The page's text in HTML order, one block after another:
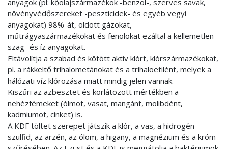
növényvédőszereket -peszticidek- és egyéb vegyi
anyagokat) 98%-át, oldott gázokat,
műtrágyaszármazékokat és fenolokat ezáltal a kellemetlen
szag- és íz anyagokat.
Eltávolítja a szabad és kötött aktív klórt, klórszármazékokat,
pl. a rákkeltő trihalometánokat és a trihaloetilént, melyek a
hálózati víz klórozása miatt mindig jelen vannak.
Kiszűri az azbesztet és korlátozott mértékben a
nehézfémeket (ólmot, vasat, mangánt, molibdént,
kadmiumot, cinket) is.
A KDF töltet szerepet játszik a klór, a vas, a hidrogén-
szulfid, az arzén, az ólom, a higany, a magnézium és a króm